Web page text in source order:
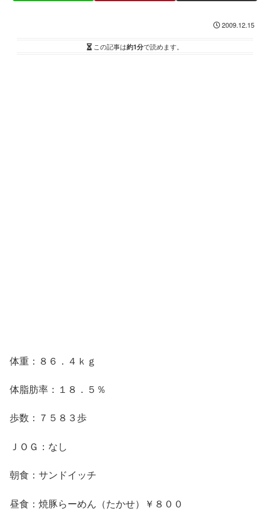
2009.12.15
この記事は約1分で読めます。
体重：８６．４ｋｇ
体脂肪率：１８．５％
歩数：７５８３歩
ＪＯＧ：なし
朝食：サンドイッチ
昼食：焼豚らーめん（たかせ）￥８００